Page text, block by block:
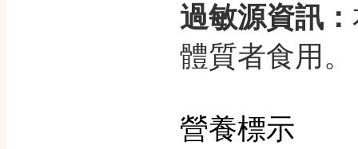
過敏源資訊：
體質者食用。
營養標示